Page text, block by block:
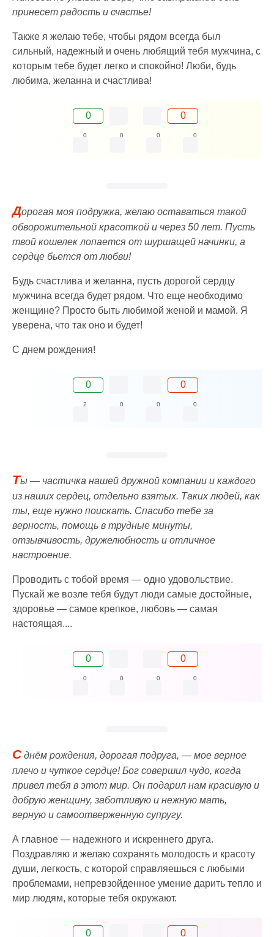
принесет радость и счастье!
Также я желаю тебе, чтобы рядом всегда был
сильный, надежный и очень любящий тебя мужчина, с
которым тебе будет легко и спокойно! Люби, будь
любима, желанна и счастлива!
0 0
0 0 0 0
Дорогая моя подружка, желаю оставаться такой
обворожительной красоткой и через 50 лет. Пусть
твой кошелек лопается от шуршащей начинки, а
сердце бьется от любви!
Будь счастлива и желанна, пусть дорогой сердцу
мужчина всегда будет рядом. Что еще необходимо
женщине? Просто быть любимой женой и мамой. Я
уверена, что так оно и будет!
С днем рождения!
0 0
2 0 0 0
Ты — частичка нашей дружной компании и каждого
из наших сердец, отдельно взятых. Таких людей, как
ты, еще нужно поискать. Спасибо тебе за
верность, помощь в трудные минуты,
отзывчивость, дружелюбность и отличное
настроение.
Проводить с тобой время — одно удовольствие.
Пускай же возле тебя будут люди самые достойные,
здоровье — самое крепкое, любовь — самая
настоящая....
0 0
0 0 0 0
Сднём рождения, дорогая подруга, — мое верное
плечо и чуткое сердце! Бог совершил чудо, когда
привел тебя в этот мир. Он подарил нам красивую и
добрую женщину, заботливую и нежную мать,
верную и самоотверженную супругу.
А главное — надежного и искреннего друга.
Поздравляю и желаю сохранять молодость и красоту
души, легкость, с которой справляешься с любыми
проблемами, непревзойденное умение дарить тепло и
мир людям, которые тебя окружают.
0 0